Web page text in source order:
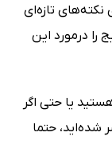
تازه‌ای
را درمورد این
یا حتی اگر
شده‌اید، حتما